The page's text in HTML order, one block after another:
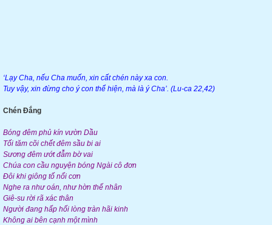
‘Lạy Cha, nếu Cha muốn, xin cất chén này xa con.
Tuy vậy, xin đừng cho ý con thể hiện, mà là ý Cha’. (Lu-ca 22,42)
Chén Đắng
Bóng đêm phủ kín vườn Dầu
Tối tăm cõi chết đêm sầu bi ai
Sương đêm ướt đẫm bờ vai
Chúa con cầu nguyện bóng Ngài cô đơn
Đôi khi giông tố nổi cơn
Nghe ra như oán, như hờn thế nhân
Giê-su rời rã xác thân
Người đang hấp hối lòng tràn hãi kinh
Không ai bên cạnh một mình